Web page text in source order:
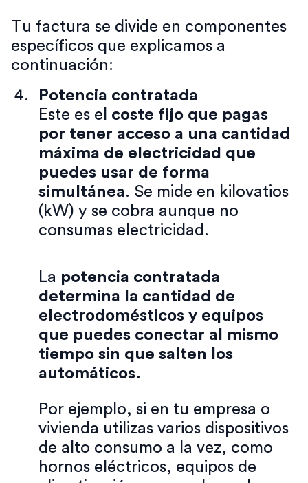
Tu factura se divide en componentes
específicos que explicamos a
continuación:
Potencia contratada
Este es el coste fijo que pagas
por tener acceso a una cantidad
máxima de electricidad que
puedes usar de forma
simultánea. Se mide en kilovatios
(kW) y se cobra aunque no
consumas electricidad.
La potencia contratada
determina la cantidad de
electrodomésticos y equipos
que puedes conectar al mismo
tiempo sin que salten los
automáticos.
Por ejemplo, si en tu empresa o
vivienda utilizas varios dispositivos
de alto consumo a la vez, como
hornos eléctricos, equipos de